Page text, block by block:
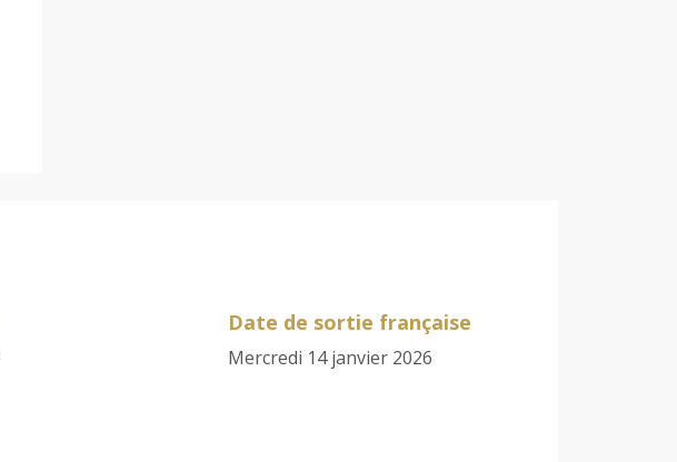
Date de sortie française
Mercredi 14 janvier 2026